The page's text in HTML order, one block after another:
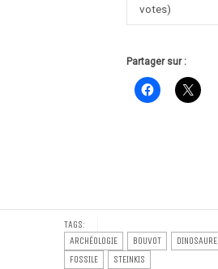
votes)
Partager sur :
TAGS:
ARCHÉOLOGIE
BOUVOT DINOSAURE
FOSSILE
STEINKIS